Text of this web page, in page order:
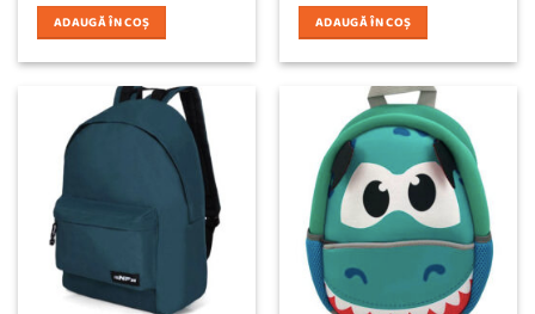
ADAUGĂ ÎN COȘ ADAUGĂ ÎN COȘ